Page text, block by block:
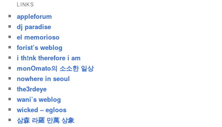
난
글
LINKS
appleforum
dj paradise
el memorioso
forist’s weblog
i th!nk therefore i am
monOmato의 소소한 일상
nowhere in seoul
the3rdeye
wani’s weblog
wicked – egloos
삼森 라羅 만萬 상象